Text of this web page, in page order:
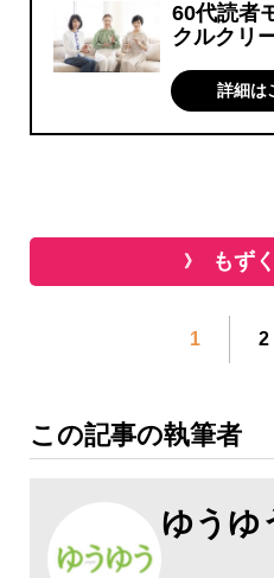
60代読者
クルクリ
詳細は
もず
1 2
この記事の執筆者
ゆうゆ